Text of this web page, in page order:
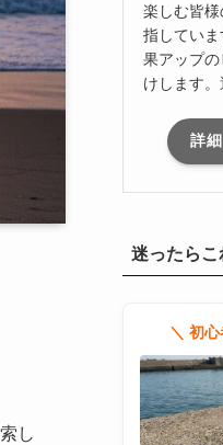
し
楽しむ皆
指してい
果アップ
けします。
詳
迷ったら
＼ 初